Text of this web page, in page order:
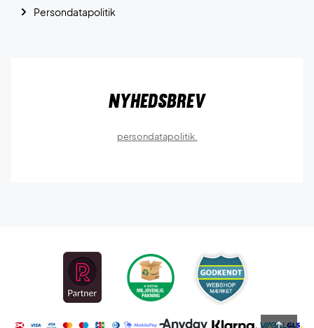
Persondatapolitik
Nyhedsbrev
persondatapolitik.